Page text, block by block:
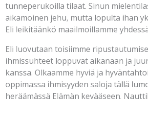
tunneperukoilla tilaat. Sinun
aikamoinen jehu, mutta lopulta ihan
Eli leikitäänkö maailmoillamme
Eli luovutaan toisiimme
ihmissuhteet loppuvat aikanaan ja
kanssa. Olkaamme hyviä ja
oppimassa ihmisyyden saloja tällä
heräämässä Elämän kevääseen.